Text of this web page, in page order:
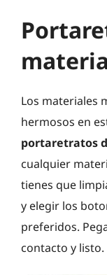
Los materiales
hermosos en
portaretratos
cualquier
tienes que
y elegir los
preferidos.
contacto y listo.